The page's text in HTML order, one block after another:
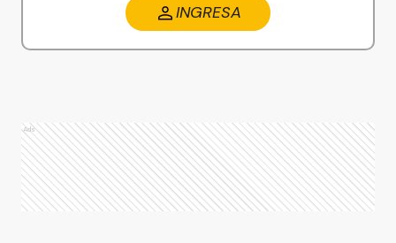
INGRESA
Ads